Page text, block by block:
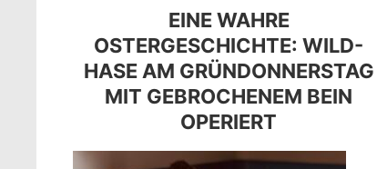
EINE WAHRE
OSTERGESCHICHTE: WILD-
HASE AM GRÜNDONNERSTAG
MIT GEBROCHENEM BEIN
OPERIERT